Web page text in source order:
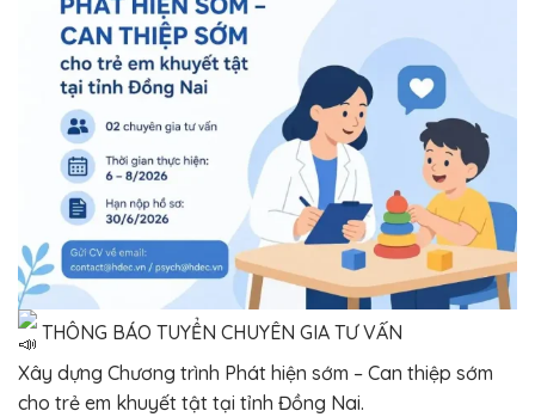
THÔNG BÁO TUYỂN CHUYÊN GIA TƯ VẤN
Xây dựng Chương trình Phát hiện sớm – Can thiệp sớm
cho trẻ em khuyết tật tại tỉnh Đồng Nai.